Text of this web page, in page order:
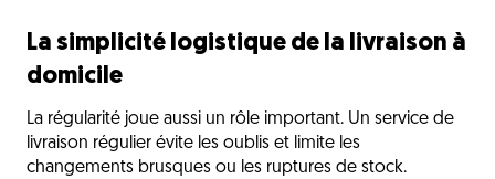
La simplicité logistique de la livraison à
domicile
La régularité joue aussi un rôle important. Un service de
livraison régulier évite les oublis et limite les
changements brusques ou les ruptures de stock.